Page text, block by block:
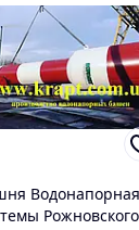
Водонапорная
Рожновского